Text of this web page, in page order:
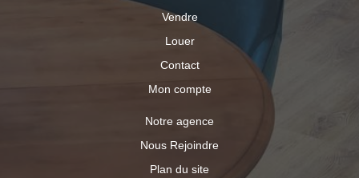
Vendre
Louer
Contact
Mon compte
Notre agence
Nous Rejoindre
Plan du site